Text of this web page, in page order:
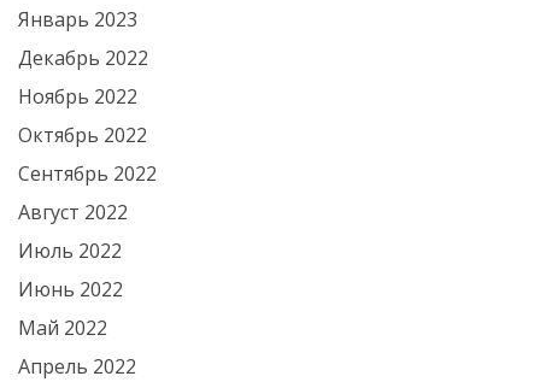
Январь 2023
Декабрь 2022
Ноябрь 2022
Октябрь 2022
Сентябрь 2022
Август 2022
Июль 2022
Июнь 2022
Май 2022
Апрель 2022